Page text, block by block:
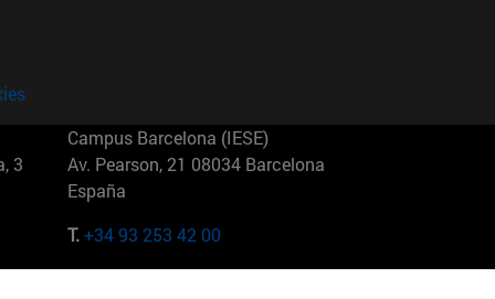
3
Campus Barcelona (IESE)
Av. Pearson, 21 08034 Barcelona
España
T.+34 93 253 42 00